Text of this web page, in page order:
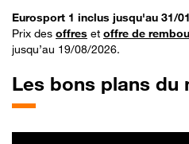
Eurosport 1 inclus jusqu'au 31/
Prix des offres et offre de
jusqu’au 19/08/2026.
Les bons plans du